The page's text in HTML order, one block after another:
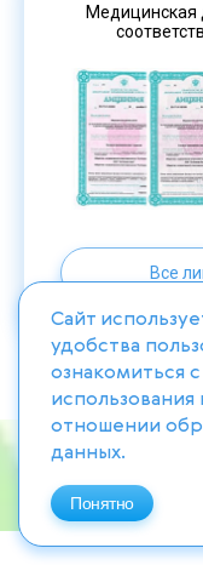
Медицинская
Все
Сайт
удобства
ознакомиться
использования
отношении
данных.
Понятно